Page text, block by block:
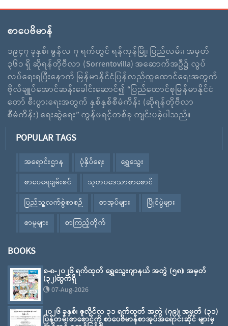
စာပေဗိမာန်
၁၉၄၇ ခုနှစ်၊ ဇွန်လ ၇ ရက်တွင် ရန်ကုန်မြို့၊ ပြည်လမ်း၊ အမှတ်
၃၆၁ ရှိ ဆိုရန်တိုဗီလာ (Sorrentovilla) အဆောက်အဦ၌ လွပ်
လပ်ရေးရပြီးနောက် မြန်မာနိုင်ငံပြန်လည်ထူထောင်ရေးအတွက်
ဗိုလ်ချူပ်အောင်ဆန်းခေါင်းဆောင်၍ “ပြည်ထောင်စုမြန်မာနိုင်ငံ
တော် စီးပွားရေးအတွက် နှစ်နှစ်စီမံကိန်း (ဆိုရန်တိုဗီလာ
စီမံကိန်း) ရေးဆွဲရေး” ကွန်ဖရင့်တစ်ခု ကျင်းပခဲ့ပါသည်။
POPULAR TAGS
အရောင်းဌာန ပုံနှိပ်ရေး
ရွှေသွေး
စာပေရေချမ်းစင်
သုတပဒေသာစာစောင်
ပြည်သူ့လက်စွဲစာစဉ်
စာအုပ်များ
ပြိုင်ပွဲများ
စာမူများ
စာကြည့်တိုက်
BOOKS
၈-၈-၂၀၂၆ ရက်ထုတ် ရွှေသွေးဂျာနယ် အတွဲ (၅၈)၊ အမှတ်
(၃၂)ထွက်ရှိ
07-Aug-2026
၂၀၂၆ ခုနှစ်၊ ဇူလိုင်လ ၃၁ ရက်ထုတ် အတွဲ (၇၉)၊ အမှတ် (၃၁)
ပြန်တမ်းစာစောင်ကို စာပေဗိမာန်စာအုပ်အရောင်းဆိုင် များမှ